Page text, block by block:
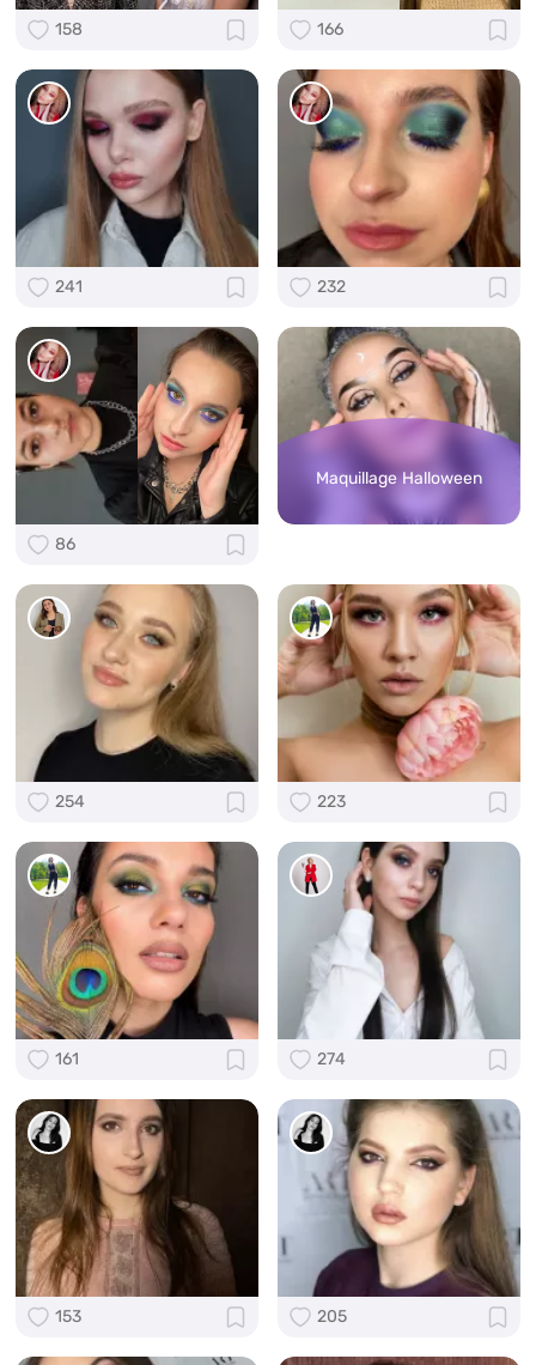
158 166
241 232
86
Maquillage Halloween
254 223
161 274
153 205